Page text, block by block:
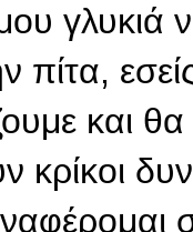
γλυκιά
πίτα,
και